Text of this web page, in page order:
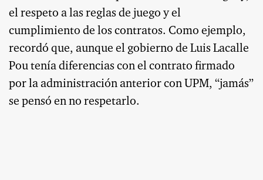
el respeto a las reglas de juego y el
cumplimiento de los contratos. Como ejemplo,
recordó que, aunque el gobierno de Luis Lacalle
Pou tenía diferencias con el contrato firmado
por la administración anterior con UPM, “jamás”
se pensó en no respetarlo.